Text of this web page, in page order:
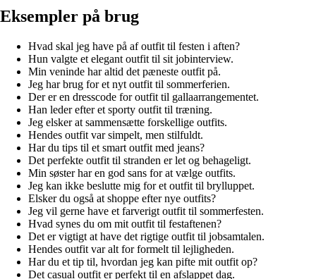
Eksempler på brug
Hvad skal jeg have på af outfit til festen i aften?
Hun valgte et elegant outfit til sit jobinterview.
Min veninde har altid det pæneste outfit på.
Jeg har brug for et nyt outfit til sommerferien.
Der er en dresscode for outfit til gallaarrangementet.
Han leder efter et sporty outfit til træning.
Jeg elsker at sammensætte forskellige outfits.
Hendes outfit var simpelt, men stilfuldt.
Har du tips til et smart outfit med jeans?
Det perfekte outfit til stranden er let og behageligt.
Min søster har en god sans for at vælge outfits.
Jeg kan ikke beslutte mig for et outfit til brylluppet.
Elsker du også at shoppe efter nye outfits?
Jeg vil gerne have et farverigt outfit til sommerfesten.
Hvad synes du om mit outfit til festaftenen?
Det er vigtigt at have det rigtige outfit til jobsamtalen.
Hendes outfit var alt for formelt til lejligheden.
Har du et tip til, hvordan jeg kan pifte mit outfit op?
Det casual outfit er perfekt til en afslappet dag.